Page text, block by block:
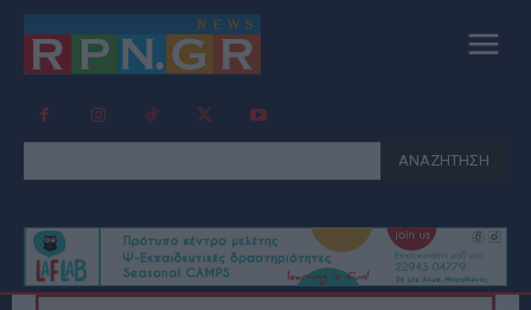
ΑΝΑΖΗΤΗΣΗ